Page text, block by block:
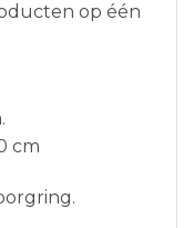
op één
cm